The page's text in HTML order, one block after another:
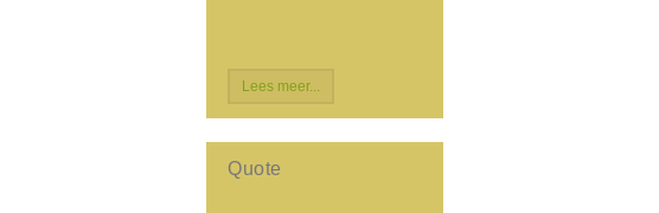
Lees meer...
Quote